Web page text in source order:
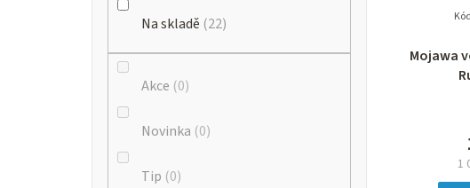
Na skladě 22
Akce 0
Novinka 0
Tip 0
Mojawa
1